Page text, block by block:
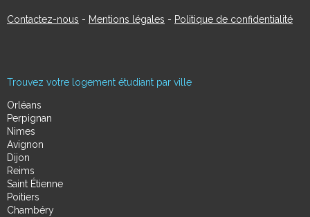
Contactez-nous - Mentions légales - Politique de confidentialité
Trouvez votre logement étudiant par ville
Orléans
Perpignan
Nimes
Avignon
Dijon
Reims
Saint Étienne
Poitiers
Chambéry